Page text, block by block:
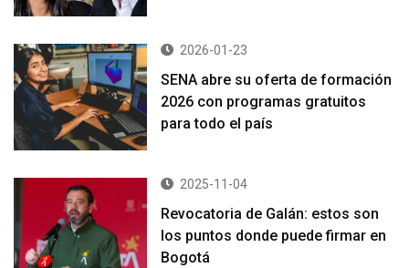
2026-01-23
SENA abre su oferta de formación
2026 con programas gratuitos
para todo el país
2025-11-04
Revocatoria de Galán: estos son
los puntos donde puede firmar en
Bogotá